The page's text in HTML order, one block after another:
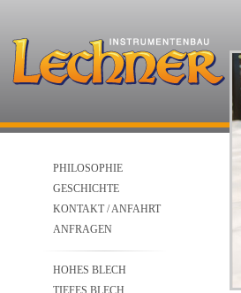
PHILOSOPHIE
GESCHICHTE
KONTAKT / ANFAHRT
ANFRAGEN
HOHES BLECH
TIEFES BLECH